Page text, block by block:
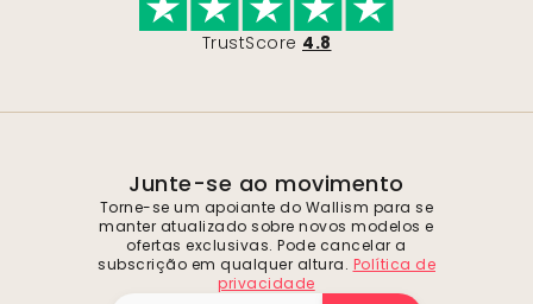
TrustScore 4.8
Junte-se ao movimento
Torne-se um apoiante do Wallism para se
manter atualizado sobre novos modelos e
ofertas exclusivas. Pode cancelar a
subscrição em qualquer altura. Política de
privacidade